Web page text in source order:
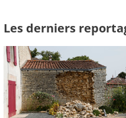
Les derniers